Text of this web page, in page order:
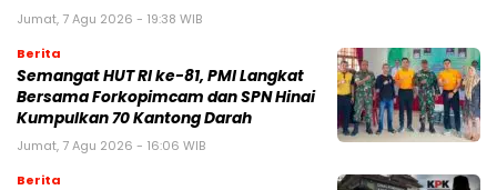
Jumat, 7 Agu 2026 - 19:38 WIB
Berita
Semangat HUT RI ke-81, PMI Langkat
Bersama Forkopimcam dan SPN Hinai
Kumpulkan 70 Kantong Darah
Jumat, 7 Agu 2026 - 16:06 WIB
Berita